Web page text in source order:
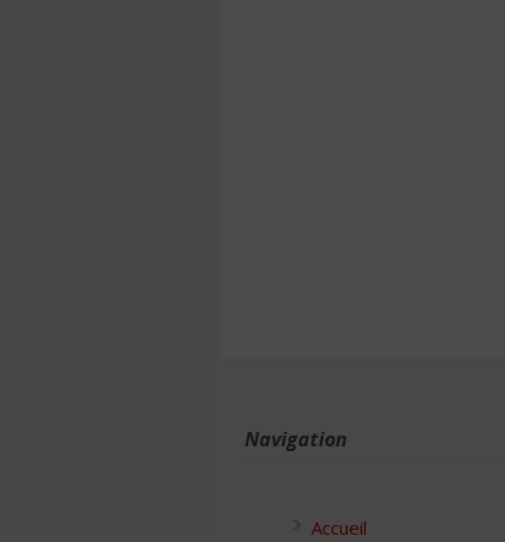
Navigation
Accueil